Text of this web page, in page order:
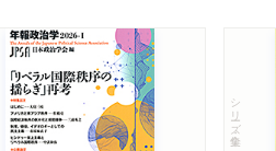
シリーズ・全集